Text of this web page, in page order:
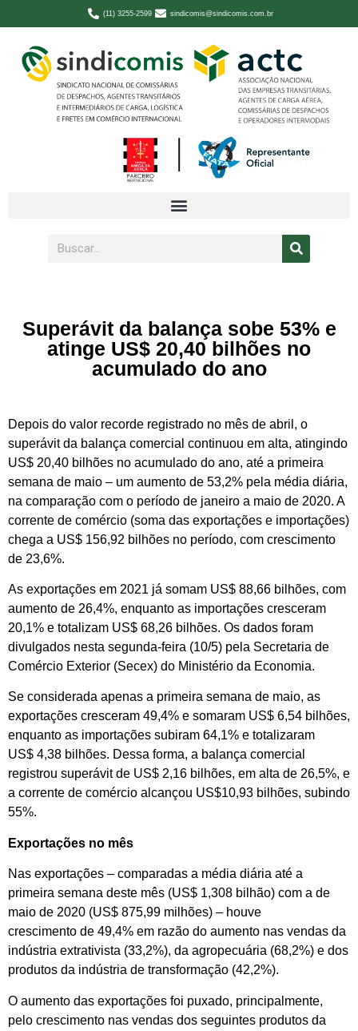
(11) 3255-2599 sindicomis@sindicomis.com.br
Superávit da balança sobe 53% e
atinge US$ 20,40 bilhões no
acumulado do ano
Depois do valor recorde registrado no mês de abril, o
superávit da balança comercial continuou em alta, atingindo
US$ 20,40 bilhões no acumulado do ano, até a primeira
semana de maio – um aumento de 53,2% pela média diária,
na comparação com o período de janeiro a maio de 2020. A
corrente de comércio (soma das exportações e importações)
chega a US$ 156,92 bilhões no período, com crescimento
de 23,6%.
As exportações em 2021 já somam US$ 88,66 bilhões, com
aumento de 26,4%, enquanto as importações cresceram
20,1% e totalizam US$ 68,26 bilhões. Os dados foram
divulgados nesta segunda-feira (10/5) pela Secretaria de
Comércio Exterior (Secex) do Ministério da Economia.
Se considerada apenas a primeira semana de maio, as
exportações cresceram 49,4% e somaram US$ 6,54 bilhões,
enquanto as importações subiram 64,1% e totalizaram
US$ 4,38 bilhões. Dessa forma, a balança comercial
registrou superávit de US$ 2,16 bilhões, em alta de 26,5%, e
a corrente de comércio alcançou US$10,93 bilhões, subindo
55%.
Exportações no mês
Nas exportações – comparadas a média diária até a
primeira semana deste mês (US$ 1,308 bilhão) com a de
maio de 2020 (US$ 875,99 milhões) – houve
crescimento de 49,4% em razão do aumento nas vendas da
indústria extrativista (33,2%), da agropecuária (68,2%) e dos
produtos da indústria de transformação (42,2%).
O aumento das exportações foi puxado, principalmente,
pelo crescimento nas vendas dos seguintes produtos da